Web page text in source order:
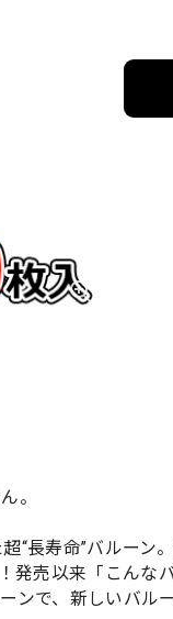
。
長寿命”バルーン
売以来「こんな
で、新しいバル